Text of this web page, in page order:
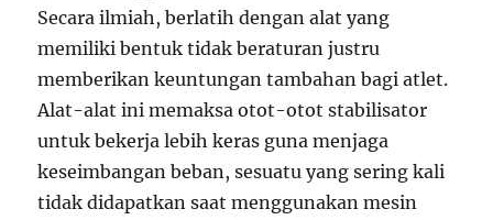
Secara ilmiah, berlatih dengan alat yang
memiliki bentuk tidak beraturan justru
memberikan keuntungan tambahan bagi atlet.
Alat-alat ini memaksa otot-otot stabilisator
untuk bekerja lebih keras guna menjaga
keseimbangan beban, sesuatu yang sering kali
tidak didapatkan saat menggunakan mesin